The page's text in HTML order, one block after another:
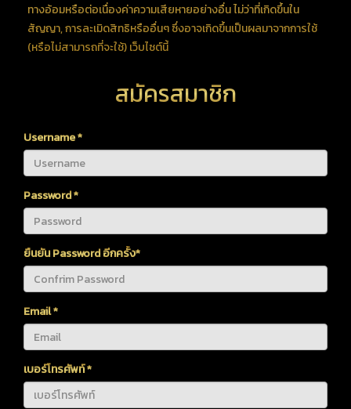
ทางอ้อมหรือต่อเนื่องค่าความเสียหายอย่างอื่น ไม่ว่าที่เกิดขึ้นใน
สัญญา, การละเมิดสิทธิหรืออื่นๆ ซึ่งอาจเกิดขึ้นเป็นผลมาจากการใช้
(หรือไม่สามารถที่จะใช้) เว็บไซต์นี้
สมัครสมาชิก
Username*
Password*
ยืนยัน Password อีกครั้ง*
Email*
เบอร์โทรศัพท์*